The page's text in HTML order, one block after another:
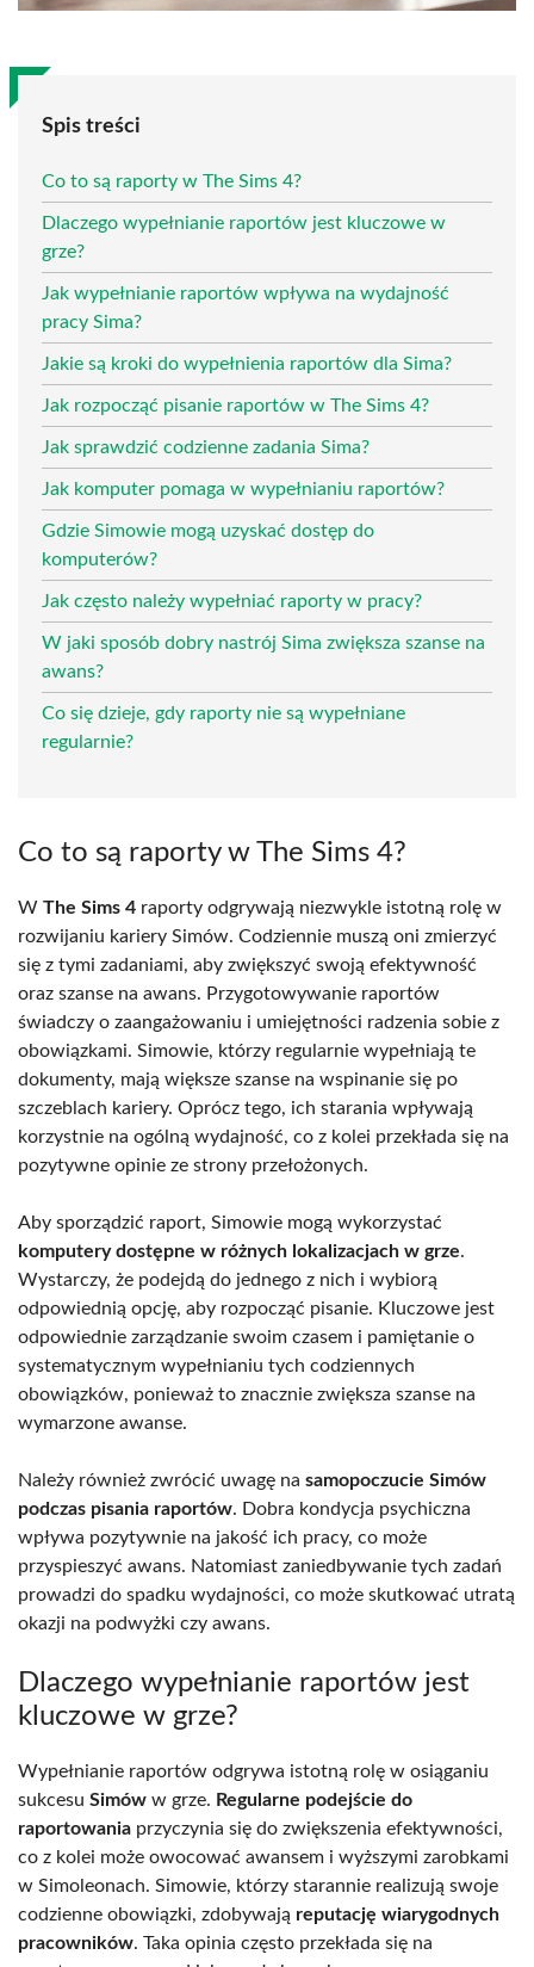
Spis treści
Co to są raporty w The Sims 4?
Dlaczego wypełnianie raportów jest kluczowe w
grze?
Jak wypełnianie raportów wpływa na wydajność
pracy Sima?
Jakie są kroki do wypełnienia raportów dla Sima?
Jak rozpocząć pisanie raportów w The Sims 4?
Jak sprawdzić codzienne zadania Sima?
Jak komputer pomaga w wypełnianiu raportów?
Gdzie Simowie mogą uzyskać dostęp do
komputerów?
Jak często należy wypełniać raporty w pracy?
W jaki sposób dobry nastrój Sima zwiększa szanse na
awans?
Co się dzieje, gdy raporty nie są wypełniane
regularnie?
Co to są raporty w The Sims 4?
W The Sims 4 raporty odgrywają niezwykle istotną rolę w
rozwijaniu kariery Simów. Codziennie muszą oni zmierzyć
się z tymi zadaniami, aby zwiększyć swoją efektywność
oraz szanse na awans. Przygotowywanie raportów
świadczy o zaangażowaniu i umiejętności radzenia sobie z
obowiązkami. Simowie, którzy regularnie wypełniają te
dokumenty, mają większe szanse na wspinanie się po
szczeblach kariery. Oprócz tego, ich starania wpływają
korzystnie na ogólną wydajność, co z kolei przekłada się na
pozytywne opinie ze strony przełożonych.
Aby sporządzić raport, Simowie mogą wykorzystać
komputery dostępne w różnych lokalizacjach w grze.
Wystarczy, że podejdą do jednego z nich i wybiorą
odpowiednią opcję, aby rozpocząć pisanie. Kluczowe jest
odpowiednie zarządzanie swoim czasem i pamiętanie o
systematycznym wypełnianiu tych codziennych
obowiązków, ponieważ to znacznie zwiększa szanse na
wymarzone awanse.
Należy również zwrócić uwagę na samopoczucie Simów
podczas pisania raportów. Dobra kondycja psychiczna
wpływa pozytywnie na jakość ich pracy, co może
przyspieszyć awans. Natomiast zaniedbywanie tych zadań
prowadzi do spadku wydajności, co może skutkować utratą
okazji na podwyżki czy awans.
Dlaczego wypełnianie raportów jest
kluczowe w grze?
Wypełnianie raportów odgrywa istotną rolę w osiąganiu
sukcesu Simów w grze. Regularne podejście do
raportowania przyczynia się do zwiększenia efektywności,
co z kolei może owocować awansem i wyższymi zarobkami
w Simoleonach. Simowie, którzy starannie realizują swoje
codzienne obowiązki, zdobywają reputację wiarygodnych
pracowników. Taka opinia często przekłada się na